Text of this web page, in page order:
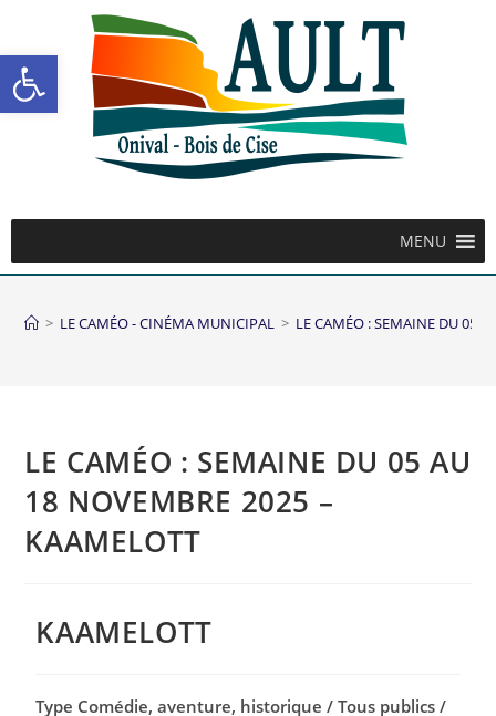
Ouvrir la barre d’outils
MENU
> LE CAMÉO - CINÉMA MUNICIPAL > LE CAMÉO : SEMAINE DU 05
LE CAMÉO : SEMAINE DU 05 AU
18 NOVEMBRE 2025 –
KAAMELOTT
KAAMELOTT
Type Comédie, aventure, historique / Tous publics /